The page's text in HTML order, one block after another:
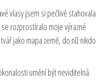
vlasy jsem si pečlivě stahovala
rozprostíralo moje výrazné
jako mapa země, do níž nikdo
umění být neviditelná.